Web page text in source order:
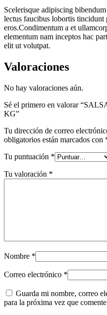
Scelerisque adipiscing
lectus faucibus lobortis tincidunt
eros.Condimentum a et
elementum nam inceptos hac
elit ut volutpat.
Valoraciones
No hay valoraciones aún.
Sé el primero en valorar
KG”
Tu dirección de correo
obligatorios están marcados con
Tu puntuación *
Tu valoración *
Nombre *
Correo electrónico *
Guarda mi nombre, correo
para la próxima vez que